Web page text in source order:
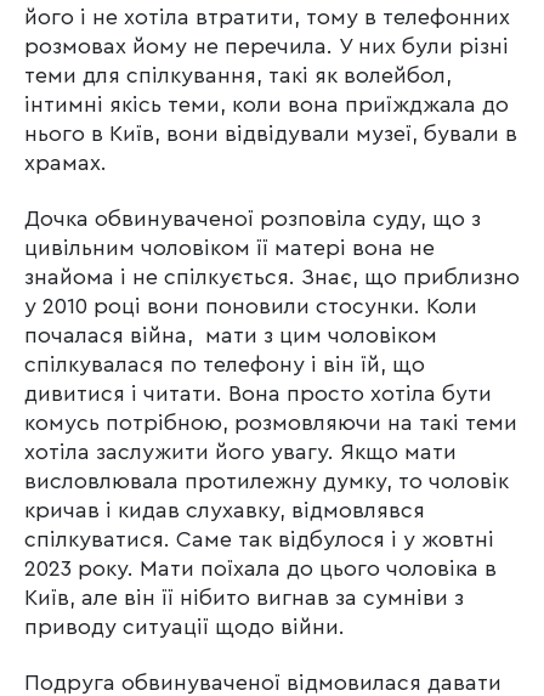
його і не хотіла втратити, тому в телефонних
розмовах йому не перечила. У них були різні
теми для спілкування, такі як волейбол,
інтимні якісь теми, коли вона приїжджала до
нього в Київ, вони відвідували музеї, бували в
храмах.
Дочка обвинуваченої розповіла суду, що з
цивільним чоловіком її матері вона не
знайома і не спілкується. Знає, що приблизно
у 2010 році вони поновили стосунки. Коли
почалася війна, мати з цим чоловіком
спілкувалася по телефону і він їй, що
дивитися і читати. Вона просто хотіла бути
комусь потрібною, розмовляючи на такі теми
хотіла заслужити його увагу. Якщо мати
висловлювала протилежну думку, то чоловік
кричав і кидав слухавку, відмовлявся
спілкуватися. Саме так відбулося і у жовтні
2023 року. Мати поїхала до цього чоловіка в
Київ, але він її нібито вигнав за сумніви з
приводу ситуації щодо війни.
Подруга обвинуваченої відмовилася давати